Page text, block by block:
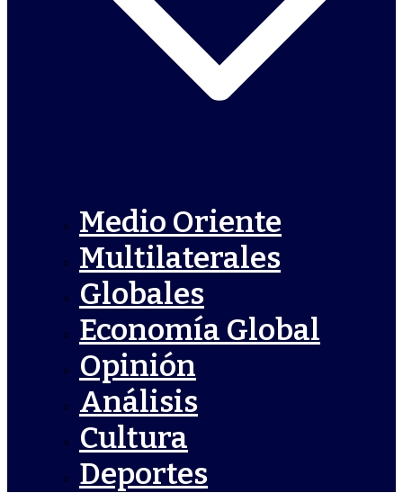
Medio Oriente
Multilaterales
Globales
Economía Global
Opinión
Análisis
Cultura
Deportes